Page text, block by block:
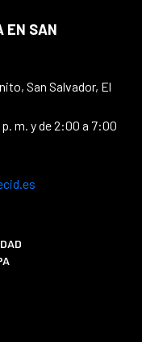
EN SAN
San Salvador, El
m. y de 2:00 a 7:00